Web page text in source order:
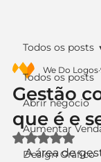
Todos os posts
Abrir negócio
Aumentar
Design Gráfico
Todos os posts
Gestão
que é e
We Do Logos
Avaliado
A área de